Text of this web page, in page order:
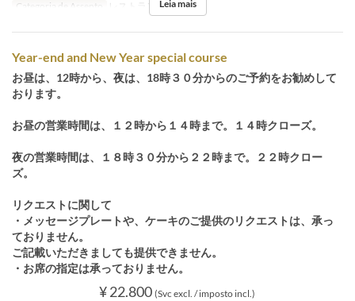
Categoria de Assento
レストランのご予約
Leia mais
Year-end and New Year special course
お昼は、12時から、夜は、18時３０分からのご予約をお勧めして
おります。
お昼の営業時間は、１２時から１４時まで。１４時クローズ。
夜の営業時間は、１８時３０分から２２時まで。２２時クロー
ズ。
リクエストに関して
・メッセージプレートや、ケーキのご提供のリクエストは、承っ
ておりません。
ご記載いただきましても提供できません。
・お席の指定は承っておりません。
¥ 22.800 (Svc excl. / imposto incl.)